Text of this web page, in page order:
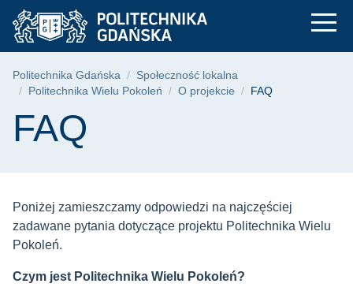
Przejdź
do
menu
Przejdź
do
wyszukiwarki
Przejdź
do
treści
FAQ - Politechnika
Ścieżka nawigacyjna
Politechnika Gdańska
Społeczność lokalna
Politechnika Wielu Pokoleń
O projekcie FAQ
Treść strony
FAQ
Poniżej zamieszczamy odpowiedzi na najczęściej
zadawane pytania dotyczące projektu Politechnika Wielu
Pokoleń.
Czym jest Politechnika Wielu Pokoleń?